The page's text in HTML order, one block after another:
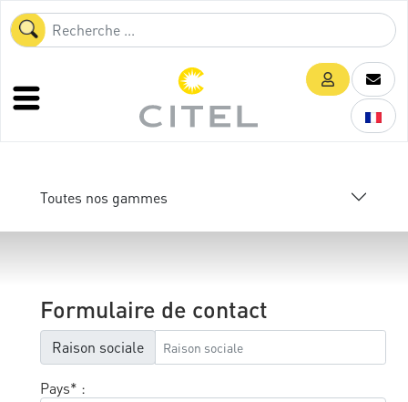
Toutes nos gammes
Formulaire de contact
Raison sociale
Pays* :